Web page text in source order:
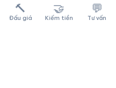
🔨
Đấu giá
🤝
Kiếm tiền
💬
Tư vấn